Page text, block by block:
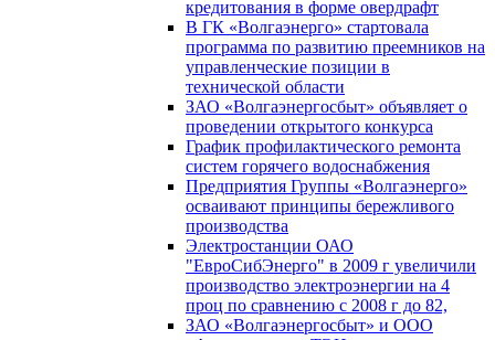
кредитования в форме овердрафт
В ГК «Волгаэнерго» стартовала
программа по развитию преемников на
управленческие позиции в
технической области
ЗАО «Волгаэнергосбыт» объявляет о
проведении открытого конкурса
График профилактического ремонта
систем горячего водоснабжения
Предприятия Группы «Волгаэнерго»
осваивают принципы бережливого
производства
Электростанции ОАО
"ЕвроСибЭнерго" в 2009 г увеличили
производство электроэнергии на 4
проц по сравнению с 2008 г до 82,
ЗАО «Волгаэнергосбыт» и ООО